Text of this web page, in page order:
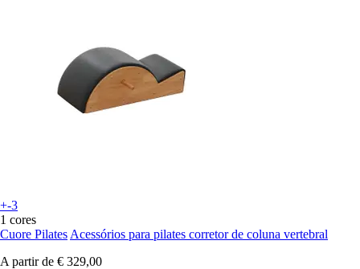
+-3
1 cores
Cuore Pilates Acessórios para pilates corretor de coluna vertebral
A partir de € 329,00